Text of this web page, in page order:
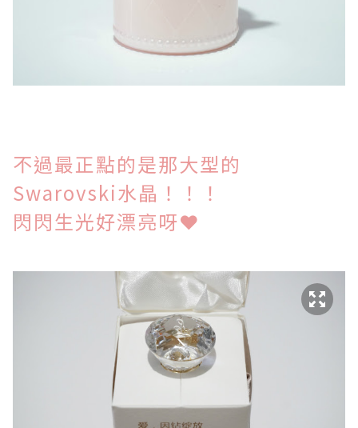
不過最正點的是那大型的
Swarovski水晶！！！
閃閃生光好漂亮呀❤